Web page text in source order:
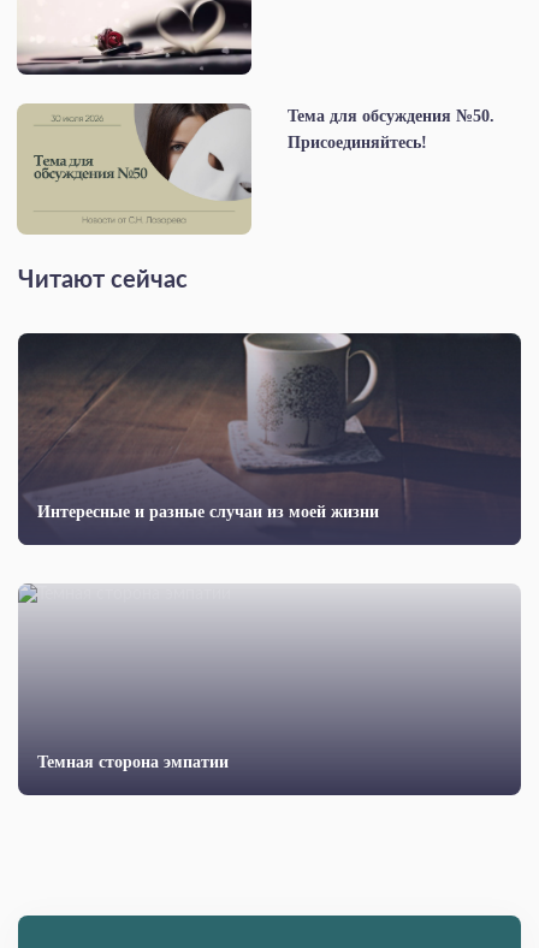
Тема для обсуждения №50.
Присоединяйтесь!
Читают сейчас
Интересные и разные случаи из моей жизни
Темная сторона эмпатии